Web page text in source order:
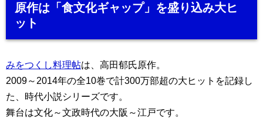
原作は「食文化ギャップ」を盛り込み大ヒ
ット
みをつくし料理帖は、高田郁氏原作。
2009～2014年の全10巻で計300万部超の大ヒットを記録し
た、時代小説シリーズです。
舞台は文化～文政時代の大阪～江戸です。